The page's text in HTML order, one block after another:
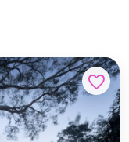
favorite